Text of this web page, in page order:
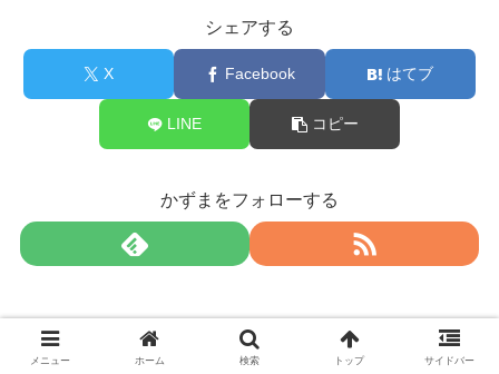
シェアする
X Facebook はてブ
LINE コピー
かずまをフォローする
メニュー ホーム 検索 トップ サイドバー